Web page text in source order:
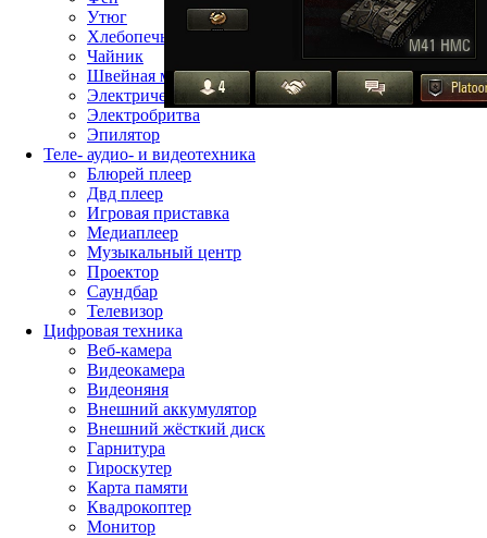
Утюг
Хлебопечь
Чайник
Швейная машина
Электрическая зубная щётка
Электробритва
Эпилятор
Теле- аудио- и видеотехника
Блюрей плеер
Двд плеер
Игровая приставка
Медиаплеер
Музыкальный центр
Проектор
Саундбар
Телевизор
Цифровая техника
Веб-камера
Видеокамера
Видеоняня
Внешний аккумулятор
Внешний жёсткий диск
Гарнитура
Гироскутер
Карта памяти
Квадрокоптер
Монитор